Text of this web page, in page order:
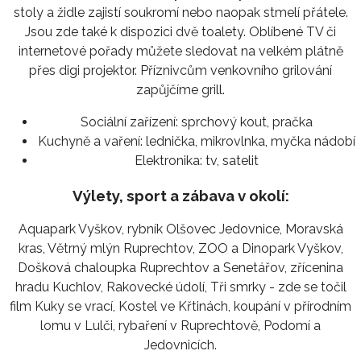
stoly a židle zajistí soukromí nebo naopak stmelí přátele.
Jsou zde také k dispozici dvě toalety. Oblíbené TV či
internetové pořady můžete sledovat na velkém plátně
přes digi projektor. Příznivcům venkovního grilování
zapůjčíme grill.
Sociální zařízení: sprchový kout, pračka
Kuchyně a vaření: lednička, mikrovlnka, myčka nádobí
Elektronika: tv, satelit
Výlety, sport a zábava v okolí:
Aquapark Vyškov, rybník Olšovec Jedovnice, Moravská
kras, Větrný mlýn Ruprechtov, ZOO a Dinopark Vyškov,
Došková chaloupka Ruprechtov a Senetářov, zřícenina
hradu Kuchlov, Rakovecké údolí, Tři smrky - zde se točil
film Kuky se vrací, Kostel ve Křtinách, koupání v přírodním
lomu v Lulči, rybaření v Ruprechtově, Podomí a
Jedovnicích.